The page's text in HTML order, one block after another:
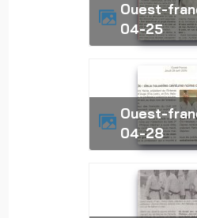
ouest-france-16-
04-25
ouest-france-16-
04-28